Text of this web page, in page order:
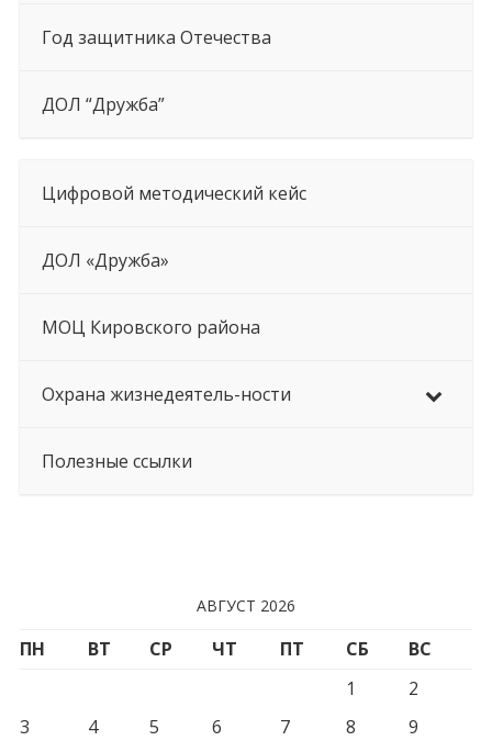
Год защитника Отечества
ДОЛ “Дружба”
Цифровой методический кейс
ДОЛ «Дружба»
МОЦ Кировского района
Охрана жизнедеятель-ности
Полезные ссылки
АВГУСТ 2026
ПН ВТ СР ЧТ ПТ СБ
ВС
1
2
3
4 5 6 7 8
9